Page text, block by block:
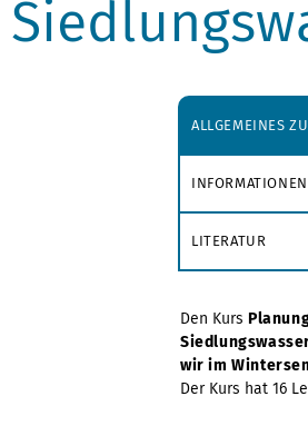
ALLGEMEINES
LITERATUR
Den Kurs
wir im
Der Kurs hat 16